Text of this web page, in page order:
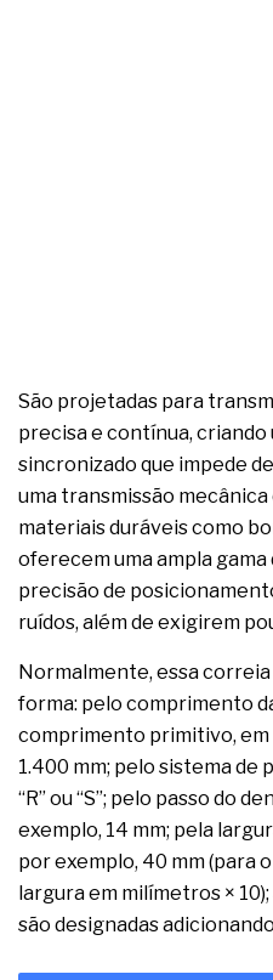
São projetadas para
precisa e contínua,
sincronizado que impede
uma transmissão
materiais duráveis como
oferecem uma ampla
precisão de
ruídos, além de exigirem
Normalmente, essa
forma: pelo comprimento
comprimento primitivo,
1.400 mm; pelo sistema de
“R” ou “S”; pelo passo do
exemplo, 14 mm; pela
por exemplo, 40 mm (para
largura em milímetros ×
são designadas